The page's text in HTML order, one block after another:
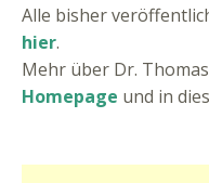
Alle bisher
hier.
Mehr über Dr.
Homepage und in